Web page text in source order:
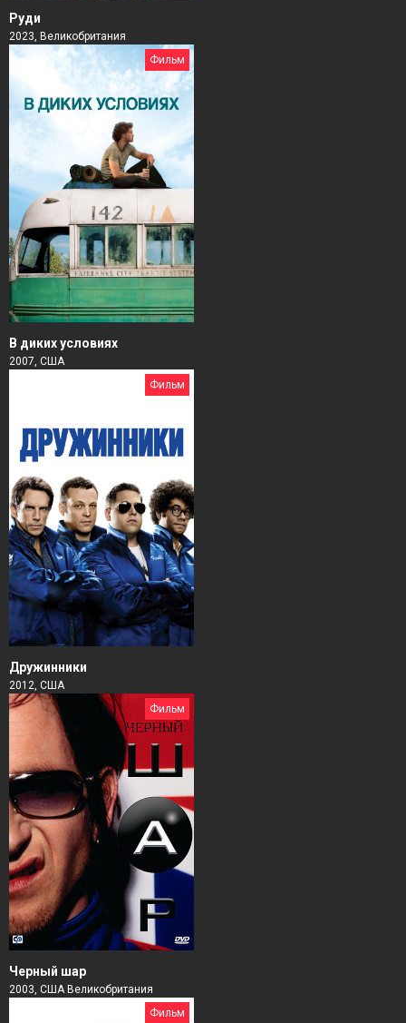
Руди
2023, Великобритания
Фильм
В диких условиях
2007, США
Фильм
Дружинники
2012, США
Фильм
Черный шар
2003, США Великобритания
Фильм